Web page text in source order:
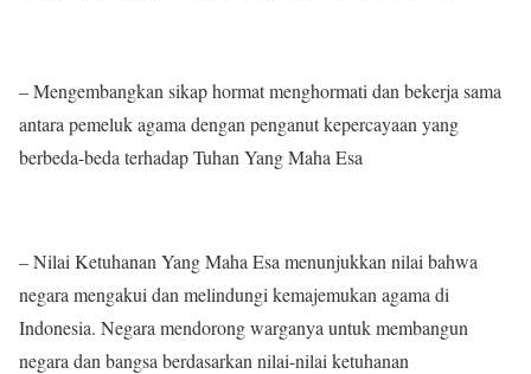
– Mengembangkan sikap hormat menghormati dan bekerja sama
antara pemeluk agama dengan penganut kepercayaan yang
berbeda-beda terhadap Tuhan Yang Maha Esa
– Nilai Ketuhanan Yang Maha Esa menunjukkan nilai bahwa
negara mengakui dan melindungi kemajemukan agama di
Indonesia. Negara mendorong warganya untuk membangun
negara dan bangsa berdasarkan nilai-nilai ketuhanan